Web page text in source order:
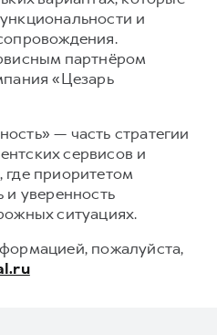
и
партнёром
«Цезарь
— часть стратегии
сервисов и
приоритетом
и уверенность
ситуациях.
пожалуйста,